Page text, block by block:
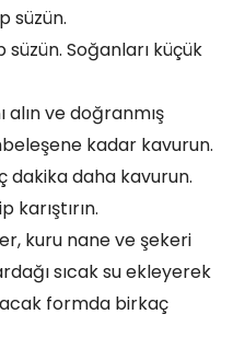
süzün.
süzün. Soğanları küçük
alın ve doğranmış
kadar kavurun.
dakika daha kavurun.
karıştırın.
kuru nane ve şekeri
sıcak su ekleyerek
formda birkaç